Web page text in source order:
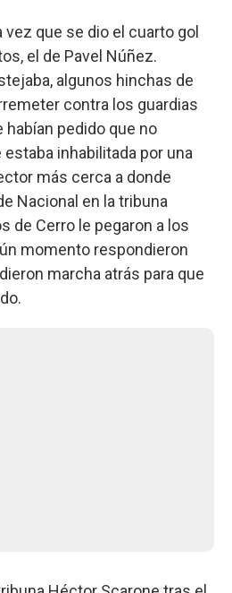
vez que se dio el cuarto gol
el de Pavel Núñez.
algunos hinchas de
contra los guardias
habían pedido que no
estaba inhabilitada por una
más cerca a donde
Nacional en la tribuna
de Cerro le pegaron a los
momento respondieron
marcha atrás para que